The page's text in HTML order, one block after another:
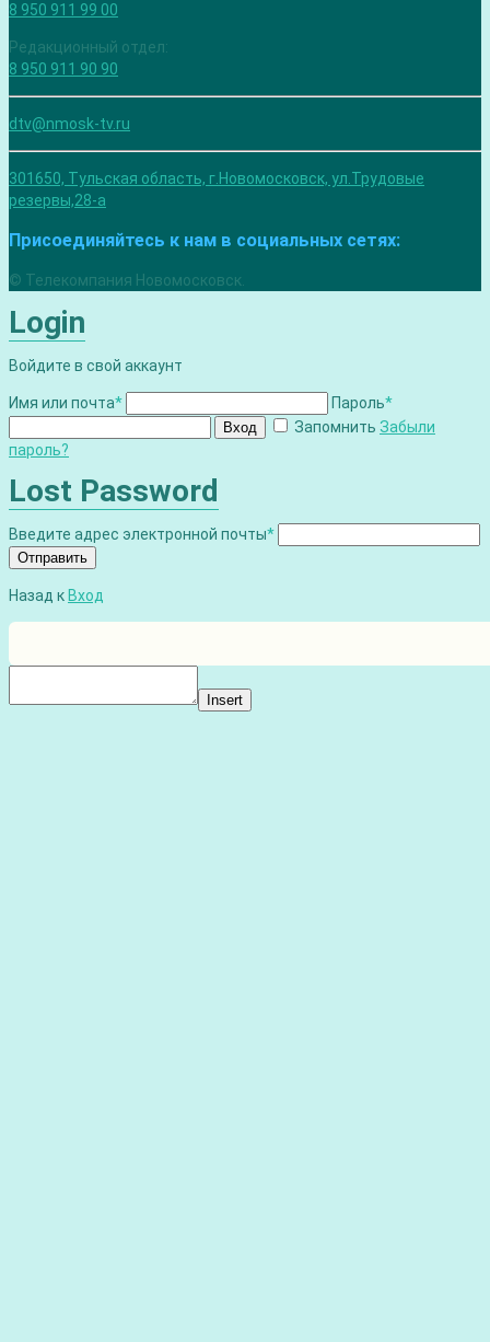
8 950 911 99 00
Редакционный отдел:
8 950 911 90 90
dtv@nmosk-tv.ru
301650, Тульская область, г.Новомосковск, ул.Трудовые
резервы,28-а
Присоединяйтесь к нам в социальных сетях:
© Телекомпания Новомосковск.
Login
Войдите в свой аккаунт
Имя или почта* Пароль*
Вход Запомнить Забыли
пароль?
Lost Password
Введите адрес электронной почты*
Отправить
Назад к Вход
Insert